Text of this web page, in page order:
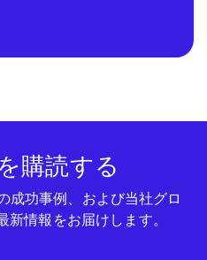
購読する
成功事例、および当社グロ
新情報をお届けします。